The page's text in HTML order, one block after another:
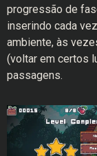
progressão de
inserindo cada
ambiente, às
(voltar em certos
passagens.